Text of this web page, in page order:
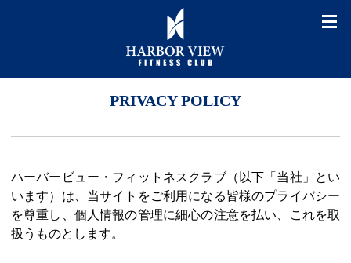
PRIVACY POLICY
ハーバービュー・フィットネスクラブ（以下「当社」とい
います）は、当サイトをご利用になる皆様のプライバシー
を尊重し、個人情報の管理に細心の注意を払い、これを取
扱うものとします。